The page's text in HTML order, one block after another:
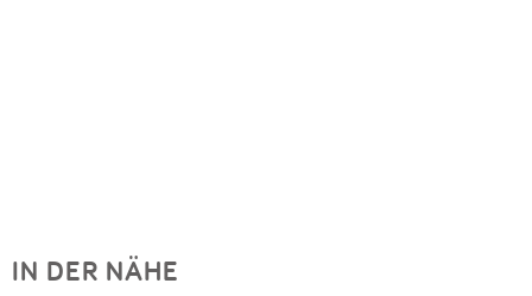
IN DER NÄHE